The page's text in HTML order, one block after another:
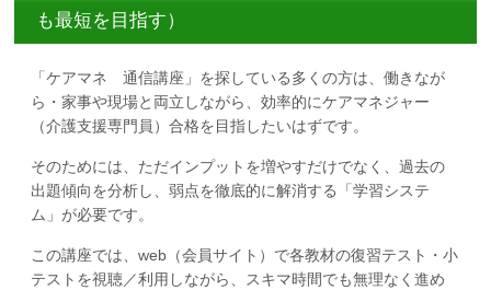
も最短を目指す）
「ケアマネ 通信講座」を探している多くの方は、働きなが
ら・家事や現場と両立しながら、効率的にケアマネジャー
（介護支援専門員）合格を目指したいはずです。
そのためには、ただインプットを増やすだけでなく、過去の
出題傾向を分析し、弱点を徹底的に解消する「学習システ
ム」が必要です。
この講座では、web（会員サイト）で各教材の復習テスト・小
テストを視聴／利用しながら、スキマ時間でも無理なく進め